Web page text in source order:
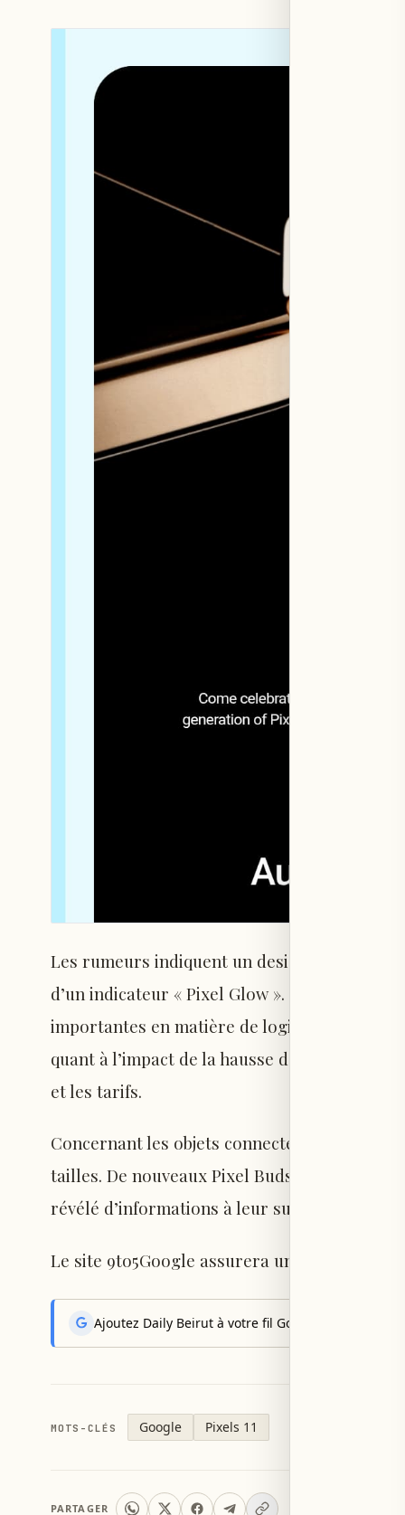
Les rumeurs indiquent un design similaire à
d’un indicateur « Pixel Glow ». Cette édition
importantes en matière de logiciels et
quant à l’impact de la hausse des coûts des
et les tarifs.
Concernant les objets connectés, la Pixel
tailles. De nouveaux Pixel Buds Pro sont
révélé d’informations à leur sujet.
Le site 9to5Google assurera une couverture
Ajoutez Daily Beirut à votre fil Google News pour
MOTS-CLÉS Google Pixels 11
PARTAGER